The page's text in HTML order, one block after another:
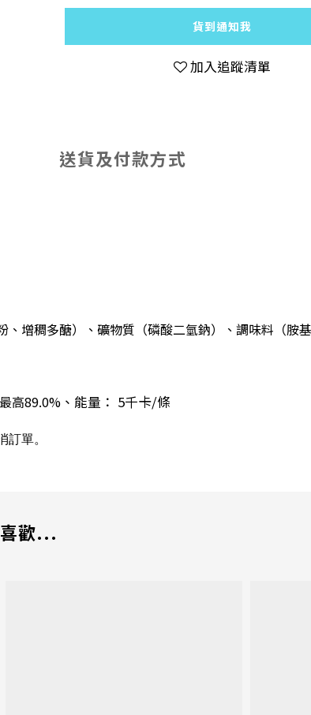
貨到通知我
加入追蹤清單
送貨及付款方式
增稠多醣）、礦物質（磷酸二氫鈉）、調味料（胺
高89.0% 、 能量： 5千卡/條
單。
歡...